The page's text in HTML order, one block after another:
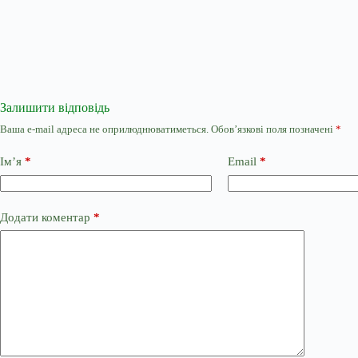
Залишити відповідь
Ваша e-mail адреса не оприлюднюватиметься. Обов’язкові поля позначені *
Ім’я * Email *
Додати коментар *